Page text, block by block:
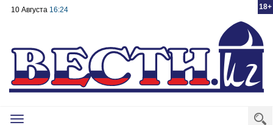
18+
10 Августа 16:24
Toggle